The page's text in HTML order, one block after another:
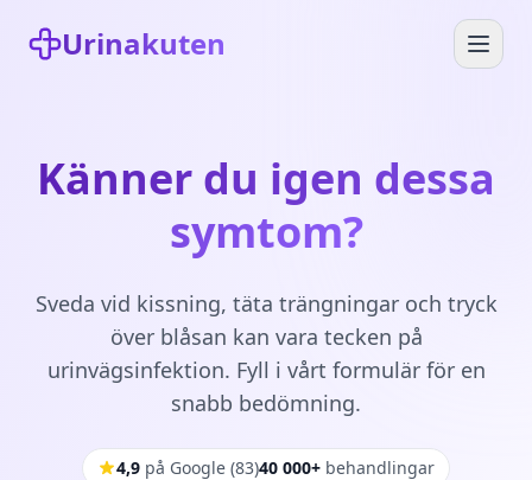
Urinakuten
Känner du igen dessa
symtom?
Sveda vid kissning, täta trängningar och tryck
över blåsan kan vara tecken på
urinvägsinfektion. Fyll i vårt formulär för en
snabb bedömning.
4,9 på Google (83)40 000+ behandlingar